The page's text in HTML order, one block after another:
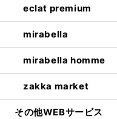
eclat premium
mirabella
mirabella homme
zakka market
その他WEBサービス